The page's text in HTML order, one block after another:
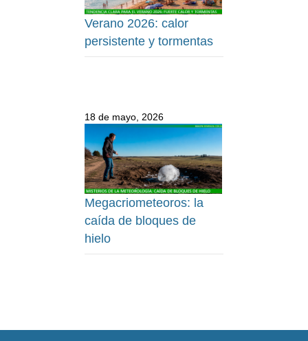
Verano 2026: calor
persistente y tormentas
18 de mayo, 2026
Megacriometeoros: la
caída de bloques de
hielo